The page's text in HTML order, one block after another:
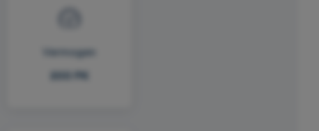
Vermogen